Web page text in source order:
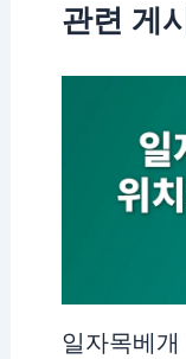
관련 게
일자목베